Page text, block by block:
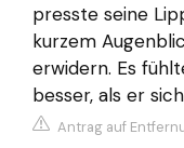
presste seine
kurzem
erwidern. Es
besser, als er
Antrag auf